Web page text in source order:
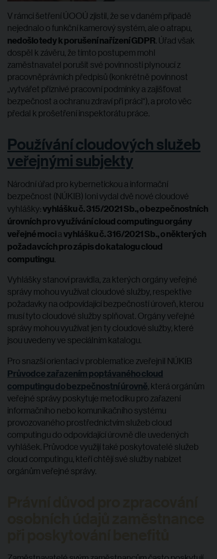
V rámci šetření ÚOOÚ zjistil, že se v daném případě
nejednalo o funkční kamerový systém, ale o atrapu,
nedošlo tedy k porušení nařízení GDPR. Úřad však
dospěl k závěru, že tímto postupem mohl
zaměstnavatel porušit své povinnosti plynoucí z
pracovněprávních předpisů (konkrétně povinnost
„vytvářet příznivé pracovní podmínky a zajišťovat
bezpečnost a ochranu zdraví při práci“), a proto věc
předal k prošetření inspektorátu práce.
Používání cloudových služeb
veřejnými subjekty
Národní úřad pro kybernetickou a informační
bezpečnost (NÚKIB) loni vydal dvě nové cloudové
vyhlášky:vyhlášku č. 315/2021 Sb., o bezpečnostních
úrovních pro využívání cloud computingu orgány
veřejné mociavyhlášku č. 316/2021 Sb., o některých
požadavcích pro zápis do katalogu cloud
computingu.
Vyhlášky stanoví pravidla, za kterých orgány veřejné
správy mohou využívat cloudové služby, respektive
požadavky na odpovídající bezpečností úroveň, kterou
musí tyto cloudové služby splňovat. Orgány veřejné
správy mohou využívat jen ty cloudové služby, které
jsou uvedeny ve speciálním katalogu.
Pro snazší orientaci v problematice zveřejnil NÚKIB
Průvodce zařazením poptávaného cloud
computingu do bezpečnostní úrovně, která orgánům
veřejné správy poskytuje metodiku pro zařazení
informačního nebo komunikačního systému
provozovaného prostřednictvím služeb cloud
computingu do odpovídající úrovně dle uvedených
vyhlášek. Průvodce využijí také poskytovatelé služeb
cloud computingu, kteří chtějí své služby nabízet
orgánům veřejné správy.